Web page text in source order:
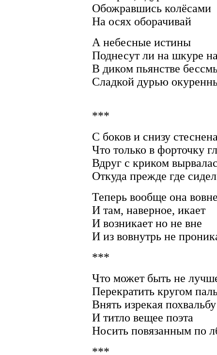
Обожравшись колёсами
На осях оборачивай
А небесные истины
Поднесут ли на шкуре
В диком пьянстве
Сладкой дурью
***
С боков и снизу
Что только в форточку
Вдруг с криком
Откуда прежде где
Теперь вообще она
И там, наверное, икает
И возникает но не вне
И из вовнутрь не
***
Что может быть не
Перекратить кругом
Внять изрекая похвальбу
И титло вещее поэта
Носить повязанным по
***